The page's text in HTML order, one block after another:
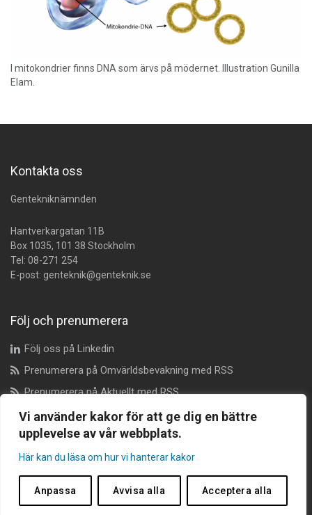
Vi använder kakor för att ge dig en bättre
upplevelse av vår webbplats.
Här kan du läsa om hur vi hanterar kakor
Anpassa Avvisa alla Acceptera alla
I mitokondrier finns DNA som ärvs på mödernet. Illustration Gunilla
Elam.
Kontakta oss
Gentekniknämnden
Hantverkargatan 11B
Box 1035, 101 38 Stockholm
Tel: 08-271 254
E-post: genteknik@genteknik.se
Följ och prenumerera
Följ oss på Linkedin
Prenumerera på Omvärldsbevakning med RSS
Prenumerera på Aktuellt med RSS
Dataskyddsombud